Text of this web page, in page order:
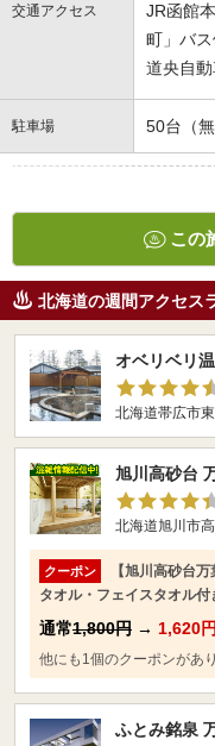
交通アクセス
JR函館
町」バ
道央自
駐車場 50台（無
この
北海道の週間アクセス
オベリベリ
北海道帯広市
旭川高砂台
北海道旭川市
クーポン
【旭川高砂台
タオル・フェイスタオル付
通常1,800円 → 1,620
他にも1個のクーポンがあり
ふとみ銘泉